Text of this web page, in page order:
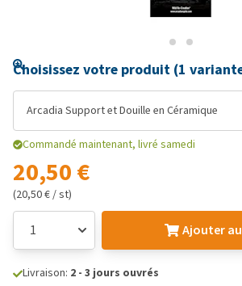
Choisissez votre produit (1
Arcadia Support et Douille en Céramique
Commandé maintenant, livré samedi
20,50 €
(20,50 € / st)
Ajouter
Livraison: 2 - 3 jours ouvrés